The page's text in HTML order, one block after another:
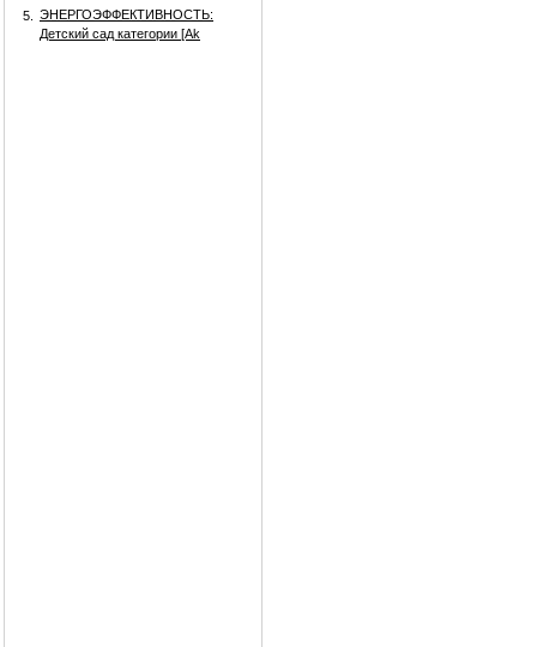
5.
ЭНЕРГОЭФФЕКТИВНОСТЬ:
Детский сад категории [Аk